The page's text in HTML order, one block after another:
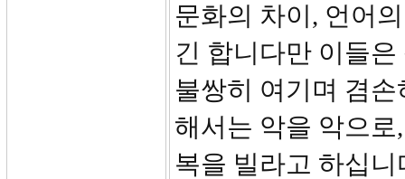
문화의 차이, 언어
긴 합니다만 이들
불쌍히 여기며 겸
해서는 악을 악으
복을 빌라고 하십